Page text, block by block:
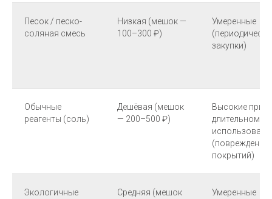
Песок / песко-
соляная смесь
Низкая (мешок —
100–300 ₽)
Умеренные
закупки)
Обычные
реагенты (соль)
Дешёвая (мешок
— 200–500 ₽)
Высокие при
длительном
(повреждение
покрытий)
Экологичные
Средняя (мешок
Умеренные